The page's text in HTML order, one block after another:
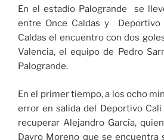
En el estadio Palogrande se
entre Once Caldas y Deportivo
Caldas el encuentro con dos
Valencia, el equipo de Pedro
Palogrande.
En el primer tiempo, a los ocho
error en salida del Deportivo Cali
recuperar Alejandro García,
Dayro Moreno que se encuentra